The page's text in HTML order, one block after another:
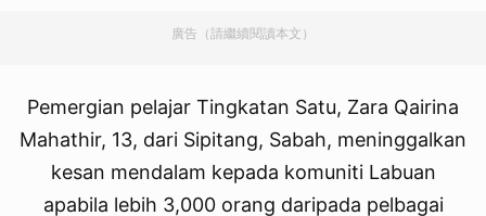
廣告（請繼續閱讀本文）
Pemergian pelajar Tingkatan Satu, Zara Qairina
Mahathir, 13, dari Sipitang, Sabah, meninggalkan
kesan mendalam kepada komuniti Labuan
apabila lebih 3,000 orang daripada pelbagai